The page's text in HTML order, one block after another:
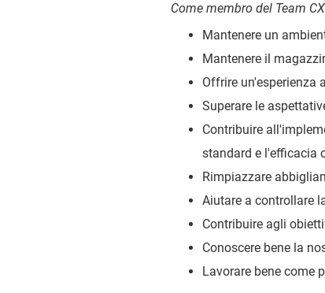
Come membro del Team
Mantenere un
Mantenere il
Offrire un'esperienza
Superare le
Contribuire
standard e l'efficacia
Rimpiazzare
Aiutare a controllare
Contribuire agli
Conoscere bene la
Lavorare bene come